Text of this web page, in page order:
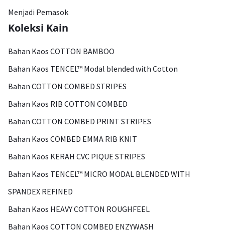
Menjadi Pemasok
Koleksi Kain
Bahan Kaos COTTON BAMBOO
Bahan Kaos TENCEL™ Modal blended with Cotton
Bahan COTTON COMBED STRIPES
Bahan Kaos RIB COTTON COMBED
Bahan COTTON COMBED PRINT STRIPES
Bahan Kaos COMBED EMMA RIB KNIT
Bahan Kaos KERAH CVC PIQUE STRIPES
Bahan Kaos TENCEL™ MICRO MODAL BLENDED WITH
SPANDEX REFINED
Bahan Kaos HEAVY COTTON ROUGHFEEL
Bahan Kaos COTTON COMBED ENZYWASH